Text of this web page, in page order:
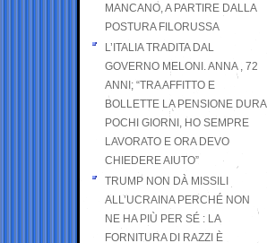
MANCANO, A PARTIRE DALLA
POSTURA FILORUSSA
L’ITALIA TRADITA DAL
GOVERNO MELONI. ANNA , 72
ANNI; “TRA AFFITTO E
BOLLETTE LA PENSIONE DURA
POCHI GIORNI, HO SEMPRE
LAVORATO E ORA DEVO
CHIEDERE AIUTO”
TRUMP NON DÀ MISSILI
ALL’UCRAINA PERCHÉ NON
NE HA PIÙ PER SÉ : LA
FORNITURA DI RAZZI È